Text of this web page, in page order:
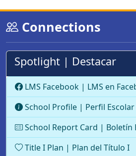
Connections
Spotlight | Destacar
LMS Facebook | LMS en
School Profile | Perfil Escolar
School Report Card | Boletín
Title I Plan | Plan del Título I